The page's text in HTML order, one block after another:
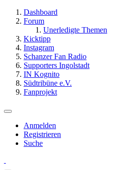
Dashboard
Forum
Unerledigte Themen
Kicktipp
Instagram
Schanzer Fan Radio
Supporters Ingolstadt
IN Kognito
Südtribüne e.V.
Fanprojekt
Anmelden
Registrieren
Suche